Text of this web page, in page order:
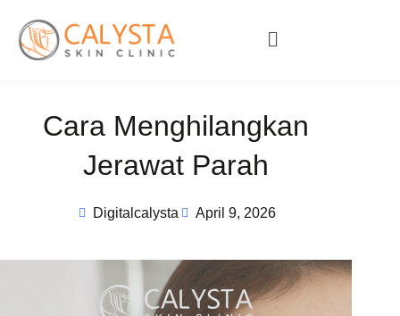
Cara Menghilangkan
Jerawat Parah
Digitalcalysta April 9, 2026